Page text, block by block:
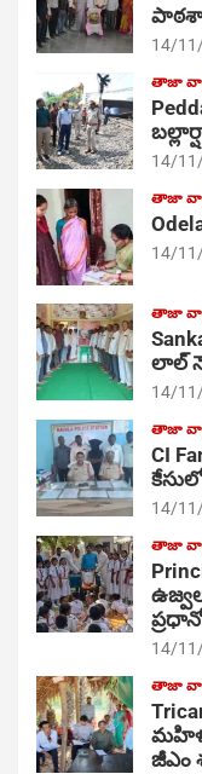
14/
తాజా
14/
తాజా
14/
తాజా
లాల్
14/
తాజా
CI
14/
తాజా
14/
తాజా
జీఎం